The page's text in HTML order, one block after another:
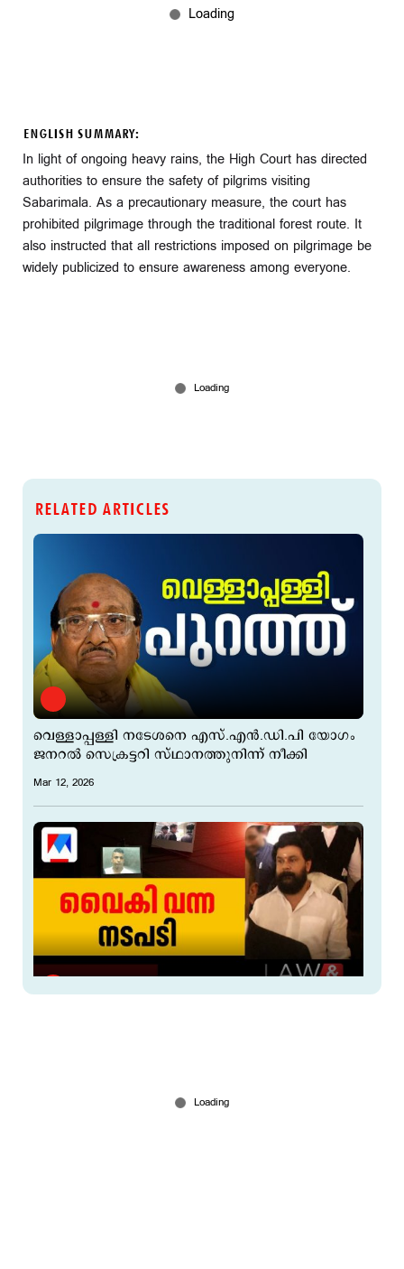
ENGLISH SUMMARY:
In light of ongoing heavy rains, the High Court has directed
authorities to ensure the safety of pilgrims visiting
Sabarimala. As a precautionary measure, the court has
prohibited pilgrimage through the traditional forest route. It
also instructed that all restrictions imposed on pilgrimage be
widely publicized to ensure awareness among everyone.
RELATED ARTICLES
വെള്ളാപ്പള്ളി നടേശനെ എസ്.എൻ.ഡി.പി യോഗം
ജനറൽ സെക്രട്ടറി സ്ഥാനത്തുനിന്ന് നീക്കി
Mar 12, 2026